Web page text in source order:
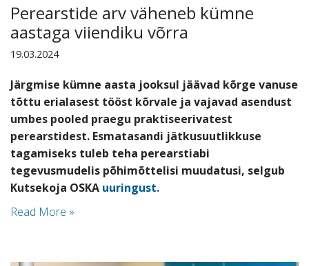
Perearstide arv väheneb kümne
aastaga viiendiku võrra
19.03.2024
Järgmise kümne aasta jooksul jäävad kõrge vanuse
tõttu erialasest tööst kõrvale ja vajavad asendust
umbes pooled praegu praktiseerivatest
perearstidest. Esmatasandi jätkusuutlikkuse
tagamiseks tuleb teha perearstiabi
tegevusmudelis põhimõttelisi muudatusi, selgub
Kutsekoja OSKA uuringust.
Read More »